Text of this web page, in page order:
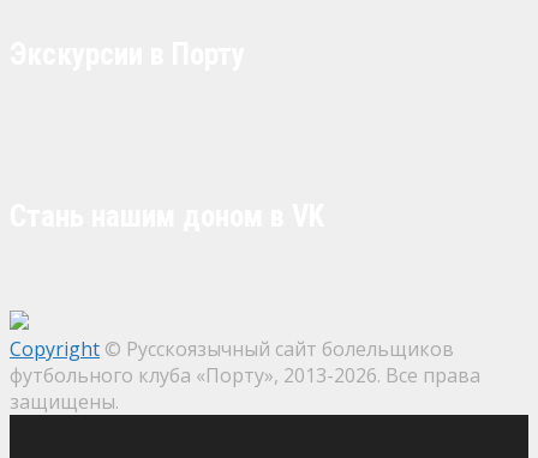
Copyright © Русскоязычный сайт болельщиков
футбольного клуба «Порту», 2013-2026. Все права
защищены.